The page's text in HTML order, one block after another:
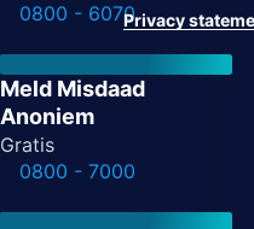
0800 - 6070
Meld Misdaad
Anoniem
Gratis
0800 - 7000
Privacy